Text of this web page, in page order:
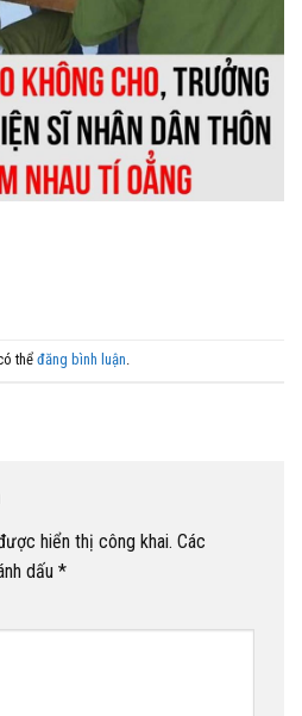
thể đăng bình luận.
hiển thị công khai. Các
dấu *